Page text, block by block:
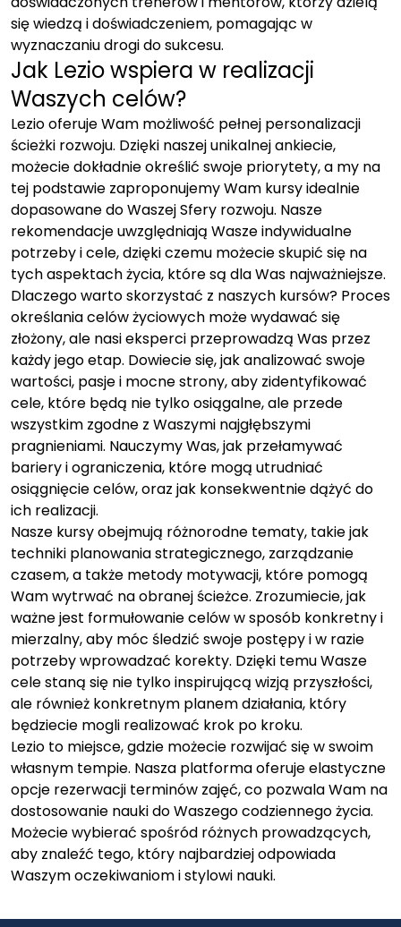
się wiedzą i doświadczeniem, pomagając w
wyznaczaniu drogi do sukcesu.
Jak Lezio wspiera w realizacji
Waszych celów?
Lezio oferuje Wam możliwość pełnej personalizacji
ścieżki rozwoju. Dzięki naszej unikalnej ankiecie,
możecie dokładnie określić swoje priorytety, a my na
tej podstawie zaproponujemy Wam kursy idealnie
dopasowane do Waszej Sfery rozwoju. Nasze
rekomendacje uwzględniają Wasze indywidualne
potrzeby i cele, dzięki czemu możecie skupić się na
tych aspektach życia, które są dla Was najważniejsze.
Dlaczego warto skorzystać z naszych kursów? Proces
określania celów życiowych może wydawać się
złożony, ale nasi eksperci przeprowadzą Was przez
każdy jego etap. Dowiecie się, jak analizować swoje
wartości, pasje i mocne strony, aby zidentyfikować
cele, które będą nie tylko osiągalne, ale przede
wszystkim zgodne z Waszymi najgłębszymi
pragnieniami. Nauczymy Was, jak przełamywać
bariery i ograniczenia, które mogą utrudniać
osiągnięcie celów, oraz jak konsekwentnie dążyć do
ich realizacji.
Nasze kursy obejmują różnorodne tematy, takie jak
techniki planowania strategicznego, zarządzanie
czasem, a także metody motywacji, które pomogą
Wam wytrwać na obranej ścieżce. Zrozumiecie, jak
ważne jest formułowanie celów w sposób konkretny i
mierzalny, aby móc śledzić swoje postępy i w razie
potrzeby wprowadzać korekty. Dzięki temu Wasze
cele staną się nie tylko inspirującą wizją przyszłości,
ale również konkretnym planem działania, który
będziecie mogli realizować krok po kroku.
Lezio to miejsce, gdzie możecie rozwijać się w swoim
własnym tempie. Nasza platforma oferuje elastyczne
opcje rezerwacji terminów zajęć, co pozwala Wam na
dostosowanie nauki do Waszego codziennego życia.
Możecie wybierać spośród różnych prowadzących,
aby znaleźć tego, który najbardziej odpowiada
Waszym oczekiwaniom i stylowi nauki.